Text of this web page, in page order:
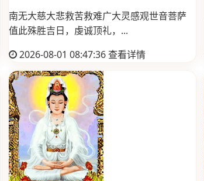
南无大慈大悲救苦救难广大灵感观世音菩萨
值此殊胜吉日，虔诚顶礼，...
2026-08-01 08:47:36查看详情